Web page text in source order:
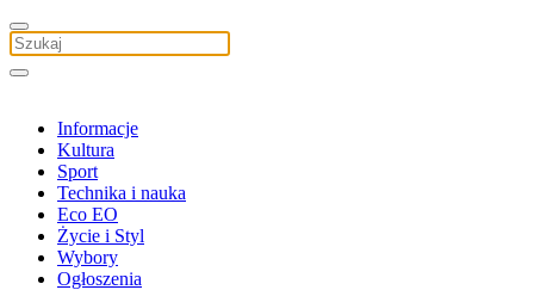
Informacje
Kultura
Sport
Technika i nauka
Eco EO
Życie i Styl
Wybory
Ogłoszenia